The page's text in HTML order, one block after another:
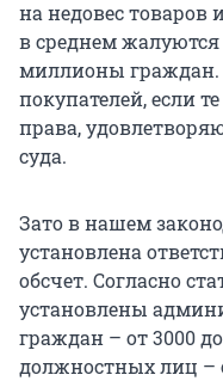
на недовес
в среднем жалуются
миллионы граждан.
покупателей, если
права,
суда.
Зато в нашем
установлена
обсчет. Согласно
установлены
граждан – от 3000
должностных лиц –